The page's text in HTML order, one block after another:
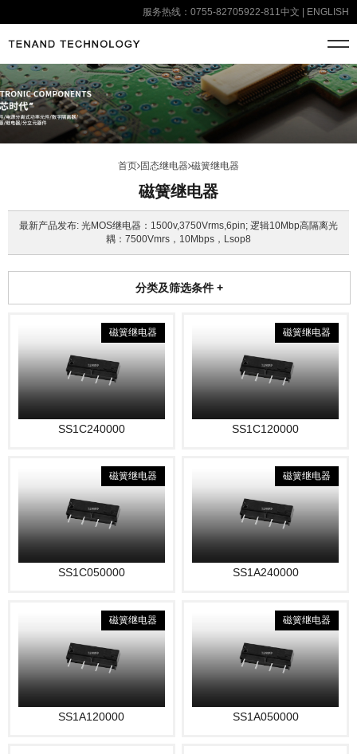
服务热线：0755-82705922-811中文 ENGLISH
首页 固态继电器 磁簧继电器
磁簧继电器
最新产品发布: 光MOS继电器：1500v,3750Vrms,6pin; 逻辑10Mbp高隔离光
耦：7500Vmrs，10Mbps，Lsop8
分类及筛选条件 +
磁簧继电器
SS1C240000
磁簧继电器
SS1C120000
磁簧继电器
SS1C050000
磁簧继电器
SS1A240000
磁簧继电器
SS1A120000
磁簧继电器
SS1A050000